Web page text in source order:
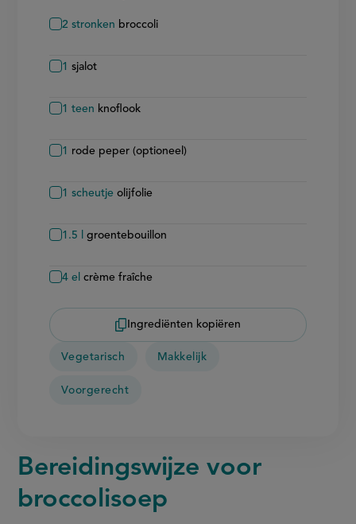
2 stronken broccoli
1 sjalot
1 teen knoflook
1 rode peper (optioneel)
1 scheutje olijfolie
1.5 groentebouillon
4 el crème fraîche
Ingrediënten kopiëren
Vegetarisch Makkelijk
Voorgerecht
Bereidingswijze voor
broccolisoep